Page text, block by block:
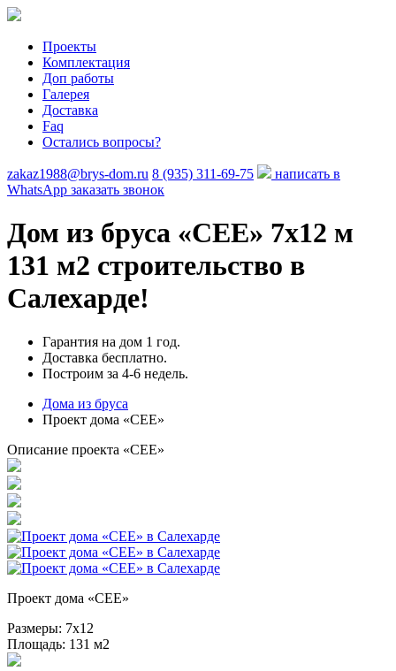
Проекты
Комплектация
Доп работы
Галерея
Доставка
Faq
Остались вопросы?
zakaz1988@brys-dom.ru 8 (935) 311-69-75
написать в
WhatsApp заказать звонок
Дом из бруса «CEE» 7х12 м
131 м2 строительство в
Салехарде!
Гарантия на дом 1 год.
Доставка бесплатно.
Построим за 4-6 недель.
Дома из бруса
Проект дома «CEE»
Описание проекта «CEE»
Проект дома «CEE»
Размеры: 7х12
Площадь: 131 м2